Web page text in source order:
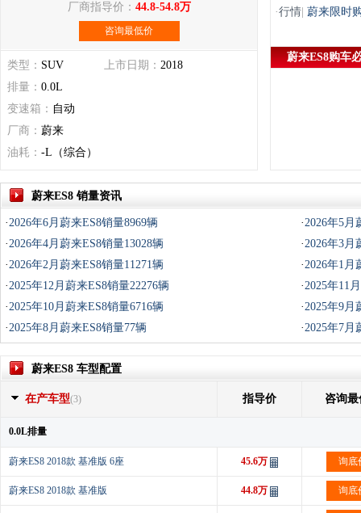
厂商指导价： 44.8-54.8万
咨询最低价
类型： SUV 上市日期： 2018
排量： 0.0L
变速箱： 自动
厂商： 蔚来
油耗： -L（综合）
·行情 蔚来限时
蔚来ES8购车
蔚来ES8 销量资讯
·2026年6月蔚来ES8销量8969辆 ·2026年5月
·2026年4月蔚来ES8销量13028辆 ·2026年3月
·2026年2月蔚来ES8销量11271辆 ·2026年1月
·2025年12月蔚来ES8销量22276辆 ·2025年11
·2025年10月蔚来ES8销量6716辆 ·2025年9月
·2025年8月蔚来ES8销量77辆 ·2025年7月
蔚来ES8 车型配置
在产车型(3) 指导价 咨询最
0.0L排量
蔚来ES8 2018款 基准版 6座 45.6万 询底
蔚来ES8 2018款 基准版 44.8万 询底